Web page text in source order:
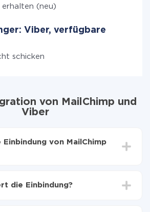
erhalten (neu)
Viber, verfügbare
schicken
von MailChimp und
Viber
von MailChimp
die Einbindung?